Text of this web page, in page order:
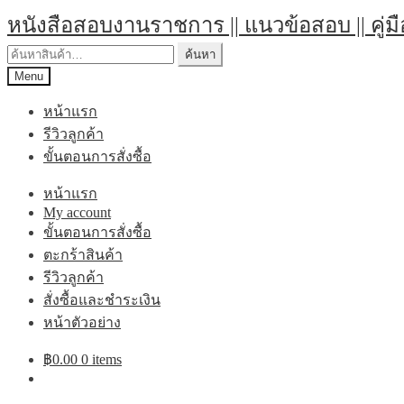
หนังสือสอบงานราชการ || แนวข้อสอบ || คู่
ค้นหา
Menu
หน้าแรก
รีวิวลูกค้า
ขั้นตอนการสั่งซื้อ
หน้าแรก
My account
ขั้นตอนการสั่งซื้อ
ตะกร้าสินค้า
รีวิวลูกค้า
สั่งซื้อและชำระเงิน
หน้าตัวอย่าง
฿0.00 0 items